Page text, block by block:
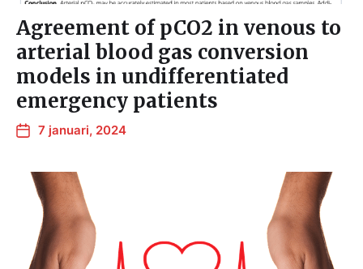
Agreement of pCO2 in venous to
arterial blood gas conversion
models in undifferentiated
emergency patients
7 januari, 2024